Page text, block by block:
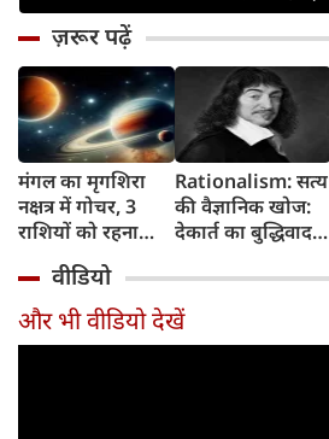
ज़रूर पढ़ें
मंगल का मृगशिरा
नक्षत्र में गोचर, 3
राशियों को रहना
सावधान
Rationalism: सत्य
की वैज्ञानिक खोज:
देकार्त का बुद्धिवाद
का जन्म
वीडियो
और भी वीडियो देखें